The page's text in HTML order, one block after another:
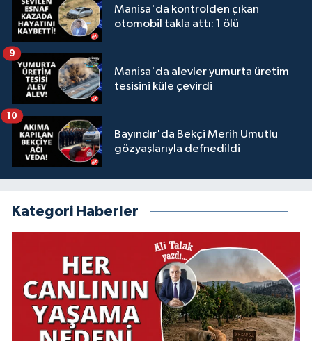
Manisa'da kontrolden çıkan
otomobil takla attı: 1 ölü
Manisa'da alevler yumurta üretim
tesisini küle çevirdi
9
Bayındır'da Bekçi Merih Umutlu
gözyaşlarıyla defnedildi
10
Kategori Haberler